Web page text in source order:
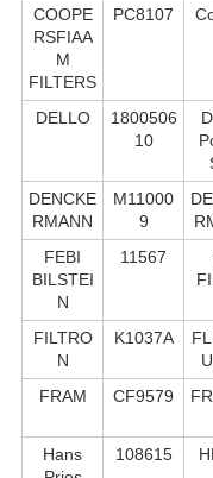
COOPE
RSFIAA
M
FILTERS
PC8107
DELLO
1800506
10
DENCKE
RMANN
M11000
9
FEBI
BILSTEI
N
11567
FILTRO
N
K1037A
FRAM
CF9579
Hans
108615